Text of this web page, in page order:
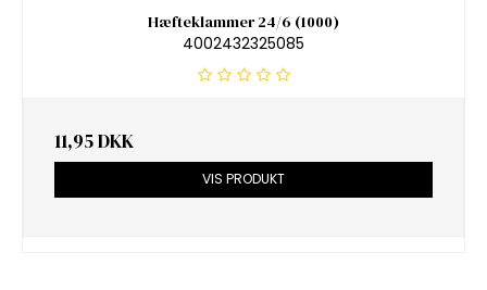
Hæfteklammer 24/6 (1000)
4002432325085
11,95 DKK
VIS PRODUKT